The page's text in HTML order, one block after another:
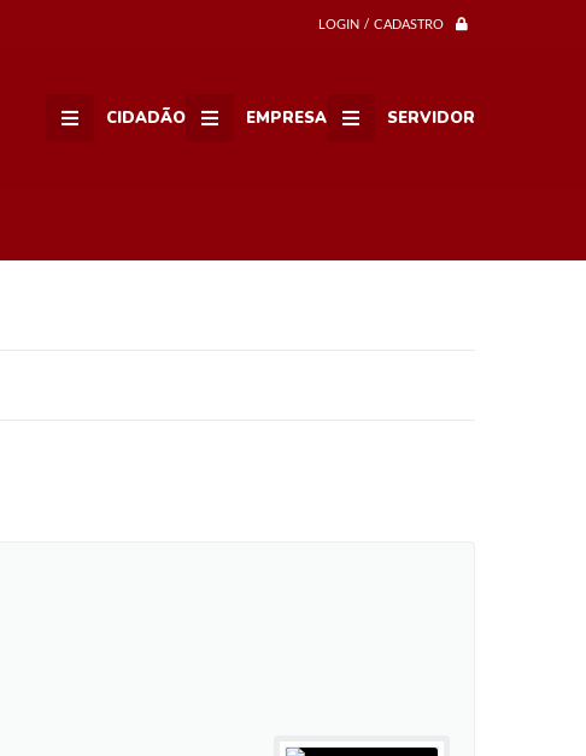
LOGIN / CADASTRO
CIDADÃO EMPRESA SERVIDOR